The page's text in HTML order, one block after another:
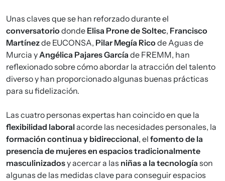
Unas claves que se han reforzado durante el
conversatorio donde Elisa Prone de Soltec, Francisco
Martínezde EUCONSA, Pilar Megía Rico de Aguas de
Murcia y Angélica Pajares García de FREMM, han
reflexionado sobre cómo abordar la atracción del talento
diverso y han proporcionado algunas buenas prácticas
para su fidelización.
Las cuatro personas expertas han coincido en que la
flexibilidad laboral acorde las necesidades personales, la
formación continua y bidireccional, el fomento de la
presencia de mujeres en espacios tradicionalmente
masculinizadosy acercar a las niñas a la tecnología son
algunas de las medidas clave para conseguir espacios